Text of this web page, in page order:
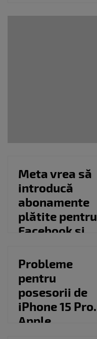
Meta vrea să
introducă
abonamente
plătite pentru
Facebook și
Care ar...
Probleme
pentru
posesorii de
iPhone 15 Pro.
Apple